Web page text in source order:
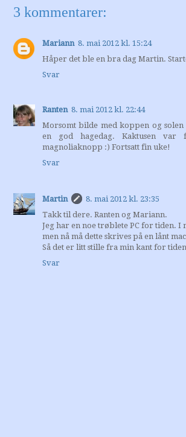
3 kommentarer:
Mariann 8. mai 2012 kl. 15:24
Håper det ble en bra dag Martin.
Svar
Ranten 8. mai 2012 kl. 22:44
Morsomt bilde med koppen og
en god hagedag. Kaktusen
magnoliaknopp :) Fortsatt fin uke!
Svar
Martin
8. mai 2012 kl. 23:35
Takk til dere. Ranten og Mariann.
Jeg har en noe trøblete PC for tiden. I
men nå må dette skrives på en lånt
Så det er litt stille fra min kant for
Svar